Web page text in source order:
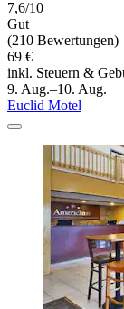
7,6/10
Gut
(210 Bewertungen)
69 €
inkl. Steuern &
9. Aug.–10. Aug.
Euclid Motel